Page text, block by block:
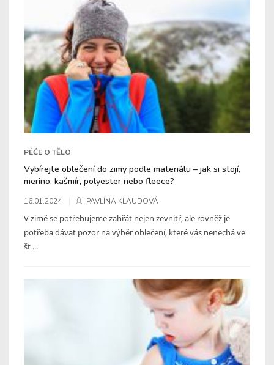
PÉČE O TĚLO
Vybírejte oblečení do zimy podle materiálu – jak si stojí,
merino, kašmír, polyester nebo fleece?
16.01.2024 PAVLÍNA KLAUDOVÁ
V zimě se potřebujeme zahřát nejen zevnitř, ale rovněž je
potřeba dávat pozor na výběr oblečení, které vás nenechá ve
št ...